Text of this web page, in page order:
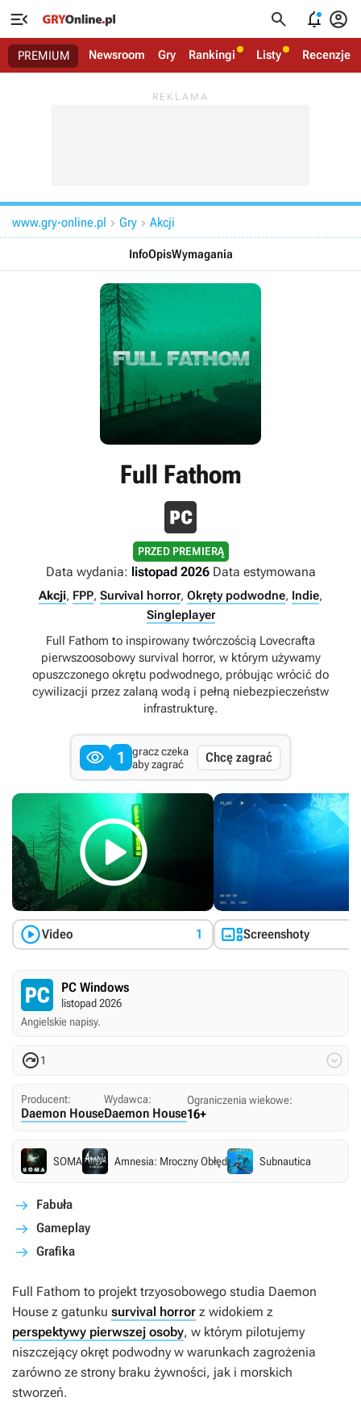
   
PREMIUM Newsroom Gry Rankingi Listy Recenzje
www.gry-online.pl  Gry  Akcji
InfoOpisWymagania
Full Fathom
PRZED PREMIERĄ
Data wydania: listopad 2026Data estymowana
Akcji, FPP, Survival horror, Okręty podwodne, Indie,
Singleplayer
Full Fathom to inspirowany twórczością Lovecrafta
pierwszoosobowy survival horror, w którym używamy
opuszczonego okrętu podwodnego, próbując wrócić do
cywilizacji przez zalaną wodą i pełną niebezpieczeństw
infrastrukturę.
 1
gracz czeka
aby zagrać
Chcę zagrać

Video 1 Screenshoty
PC Windows
listopad 2026
Angielskie napisy.
1 
Producent:
Daemon House
Wydawca:
Daemon House
Ograniczenia wiekowe:
16+
SOMA Amnesia: Mroczny Obłęd Subnautica
Fabuła
Gameplay
Grafika
Full Fathom to projekt trzyosobowego studia Daemon
House z gatunku survival horror z widokiem z
perspektywy pierwszej osoby, w którym pilotujemy
niszczejący okręt podwodny w warunkach zagrożenia
zarówno ze strony braku żywności, jak i morskich
stworzeń.